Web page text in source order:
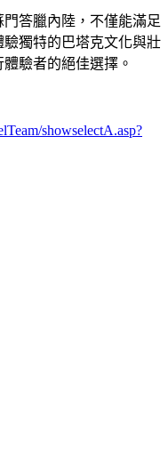
答臘內陸，不僅能滿足
獨特的巴塔克文化與壯
驗者的絕佳選擇。
showselectA.asp?